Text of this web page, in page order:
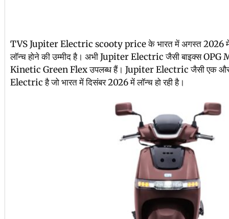
TVS Jupiter Electric scooty price के भारत में अगस्त 2026 में
लॉन्च होने की उम्मीद है। अभी Jupiter Electric जैसी बाइक्स
Kinetic Green Flex उपलब्ध हैं। Jupiter Electric जैसी एक
Electric है जो भारत में दिसंबर 2026 में लॉन्च हो रही है।